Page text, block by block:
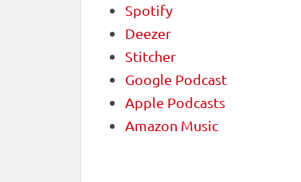
Spotify
Deezer
Stitcher
Google Podcast
Apple Podcasts
Amazon Music